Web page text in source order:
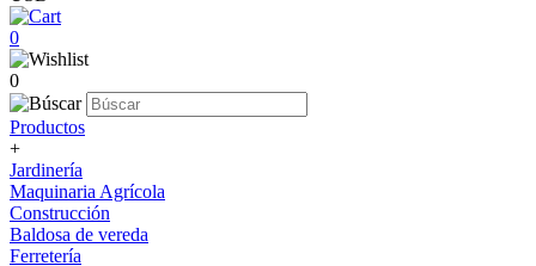
0
0
Productos
+
Jardinería
Maquinaria Agrícola
Construcción
Baldosa de vereda
Ferretería